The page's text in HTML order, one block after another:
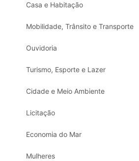
Casa e Habitação
Mobilidade, Trânsito e Transporte
Ouvidoria
Turismo, Esporte e Lazer
Cidade e Meio Ambiente
Licitação
Economia do Mar
Mulheres